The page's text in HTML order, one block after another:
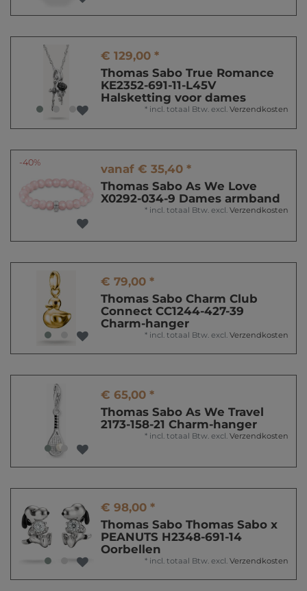
€ 129,00 *
Thomas Sabo True Romance
KE2352-691-11-L45V
Halsketting voor dames
* incl. totaal Btw. excl. Verzendkosten
-40%
vanaf € 35,40 *
Thomas Sabo As We Love
X0292-034-9 Dames armband
* incl. totaal Btw. excl. Verzendkosten
€ 79,00 *
Thomas Sabo Charm Club
Connect CC1244-427-39
Charm-hanger
* incl. totaal Btw. excl. Verzendkosten
€ 65,00 *
Thomas Sabo As We Travel
2173-158-21 Charm-hanger
* incl. totaal Btw. excl. Verzendkosten
€ 98,00 *
Thomas Sabo Thomas Sabo x
PEANUTS H2348-691-14
Oorbellen
* incl. totaal Btw. excl. Verzendkosten